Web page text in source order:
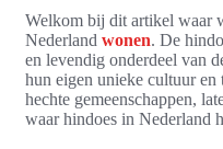
Welkom bij dit artikel waar
Nederland wonen. De
en levendig onderdeel van
hun eigen unieke cultuur
hechte gemeenschappen,
waar hindoes in Nederland